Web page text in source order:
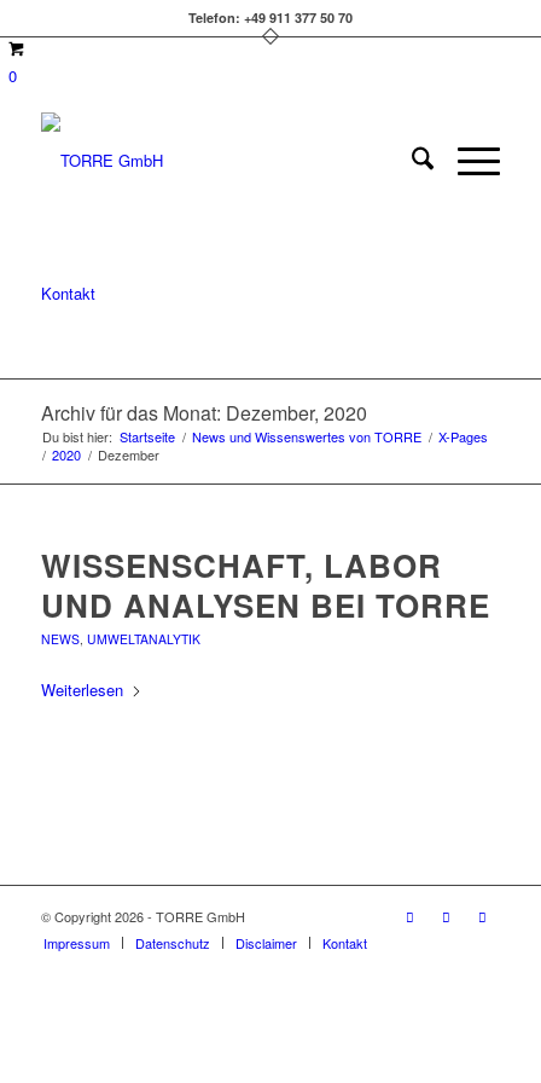
Telefon: +49 911 377 50 70
0
Kontakt
Archiv für das Monat: Dezember, 2020
Du bist hier: Startseite / News und Wissenswertes von TORRE / X-Pages
/ 2020 / Dezember
WISSENSCHAFT, LABOR
UND ANALYSEN BEI TORRE
NEWS, UMWELTANALYTIK
Weiterlesen
© Copyright 2026 - TORRE GmbH
Impressum
Datenschutz Disclaimer Kontakt